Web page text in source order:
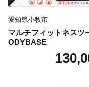
置されている駅名
伝わるユニークなデ
ッドデザイン賞を
と広大なお芋畑や田
ョートトリップを
愛知県小牧市
マルチフィットネスツ
ODYBASE